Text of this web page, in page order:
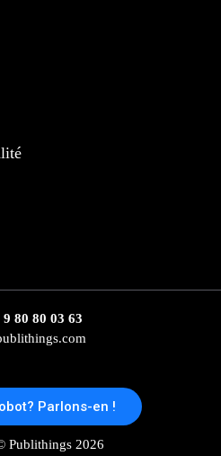
80 80 03 63
Parlons-en !
Publithings 2026